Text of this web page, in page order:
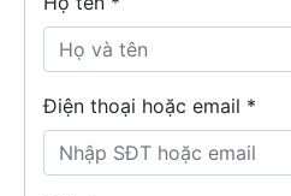
Điện thoại hoặc email *